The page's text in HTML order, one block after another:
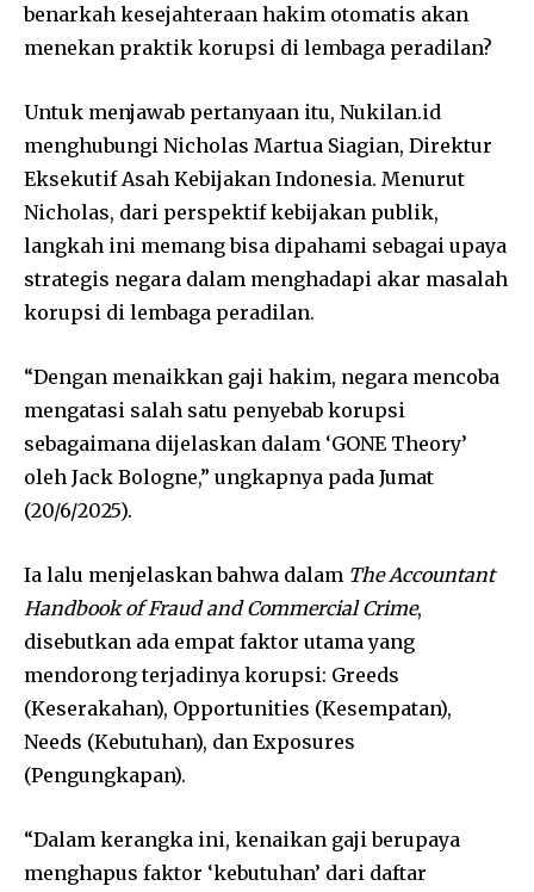
benarkah kesejahteraan hakim otomatis akan
menekan praktik korupsi di lembaga peradilan?
Untuk menjawab pertanyaan itu, Nukilan.id
menghubungi Nicholas Martua Siagian, Direktur
Eksekutif Asah Kebijakan Indonesia. Menurut
Nicholas, dari perspektif kebijakan publik,
langkah ini memang bisa dipahami sebagai upaya
strategis negara dalam menghadapi akar masalah
korupsi di lembaga peradilan.
“Dengan menaikkan gaji hakim, negara mencoba
mengatasi salah satu penyebab korupsi
sebagaimana dijelaskan dalam ‘GONE Theory’
oleh Jack Bologne,” ungkapnya pada Jumat
(20/6/2025).
Ia lalu menjelaskan bahwa dalam The Accountant
Handbook of Fraud and Commercial Crime,
disebutkan ada empat faktor utama yang
mendorong terjadinya korupsi: Greeds
(Keserakahan), Opportunities (Kesempatan),
Needs (Kebutuhan), dan Exposures
(Pengungkapan).
“Dalam kerangka ini, kenaikan gaji berupaya
menghapus faktor ‘kebutuhan’ dari daftar